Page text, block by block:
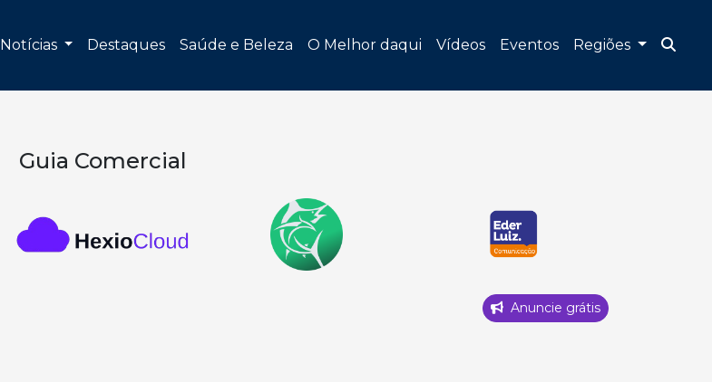
Notícias Destaques Saúde e Beleza O Melhor daqui Vídeos Eventos Regiões
Guia Comercial
Anuncie grátis